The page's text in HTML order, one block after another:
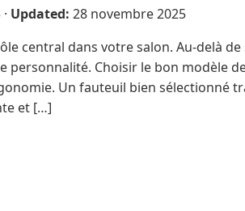
· Updated: 28 novembre 2025
central dans votre salon. Au-delà
personnalité. Choisir le bon modèle
Un fauteuil bien sélectionné
et […]